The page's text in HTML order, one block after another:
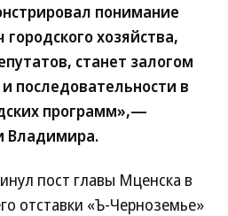
понимание
хозяйства,
станет залогом
последовательности в
программ»,—
Владимира.
пост главы Мценска в
отставки «Ъ-Черноземье»